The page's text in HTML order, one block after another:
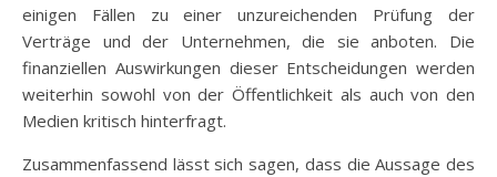
einigen Fällen zu einer unzureichenden Prüfung der
Verträge und der Unternehmen, die sie anboten. Die
finanziellen Auswirkungen dieser Entscheidungen werden
weiterhin sowohl von der Öffentlichkeit als auch von den
Medien kritisch hinterfragt.
Zusammenfassend lässt sich sagen, dass die Aussage des